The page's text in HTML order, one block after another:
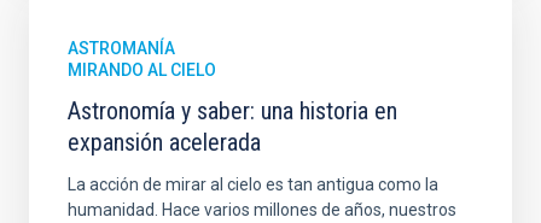
ASTROMANÍA
MIRANDO AL CIELO
Astronomía y saber: una historia en
expansión acelerada
La acción de mirar al cielo es tan antigua como la
humanidad. Hace varios millones de años, nuestros